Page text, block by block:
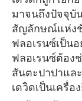
มาจนถึงปัจ
สัญลักษณ์แห่ง
ฟลอเรนซ์เป็
ฟลอเรนซ์ต้อง
สันตะปาปาแล
เดวิดเป็นเครื่